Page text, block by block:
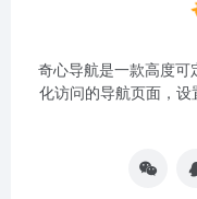
奇心导航是一款高度
化访问的导航页面，